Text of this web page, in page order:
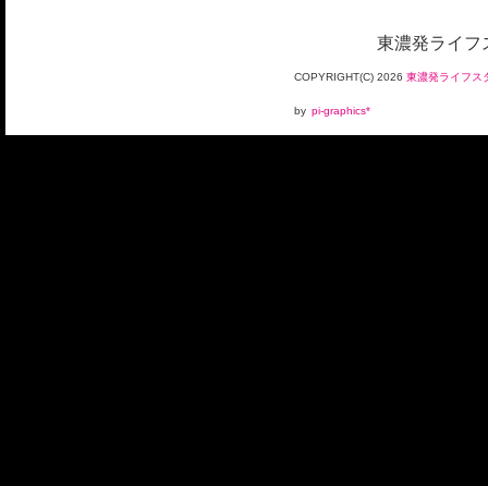
東濃発ライフ
COPYRIGHT(C) 2026 東濃発ライフス
by pi-graphics*